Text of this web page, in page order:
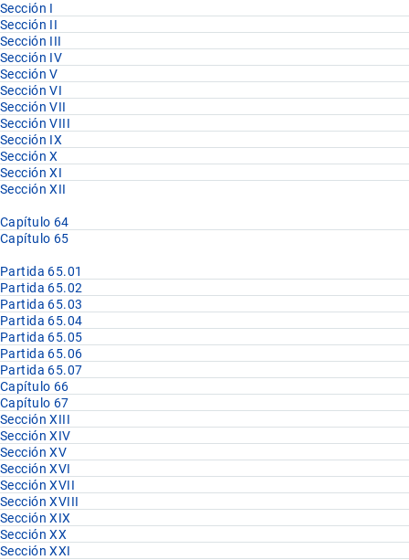
Sección I
Sección II
Sección III
Sección IV
Sección V
Sección VI
Sección VII
Sección VIII
Sección IX
Sección X
Sección XI
Sección XII
Capítulo 64
Capítulo 65
Partida 65.01
Partida 65.02
Partida 65.03
Partida 65.04
Partida 65.05
Partida 65.06
Partida 65.07
Capítulo 66
Capítulo 67
Sección XIII
Sección XIV
Sección XV
Sección XVI
Sección XVII
Sección XVIII
Sección XIX
Sección XX
Sección XXI